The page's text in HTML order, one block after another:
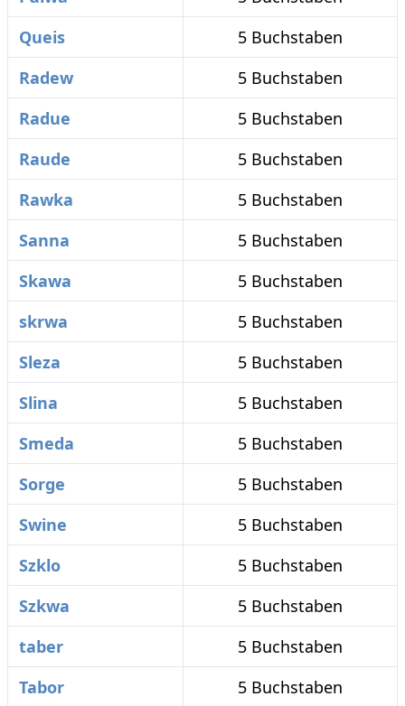
Queis
5 Buchstaben
Radew
5 Buchstaben
Radue
5 Buchstaben
Raude
5 Buchstaben
Rawka
5 Buchstaben
Sanna
5 Buchstaben
Skawa
5 Buchstaben
skrwa
5 Buchstaben
Sleza
5 Buchstaben
Slina
5 Buchstaben
Smeda
5 Buchstaben
Sorge
5 Buchstaben
Swine
5 Buchstaben
Szklo
5 Buchstaben
Szkwa
5 Buchstaben
taber
5 Buchstaben
Tabor
5 Buchstaben